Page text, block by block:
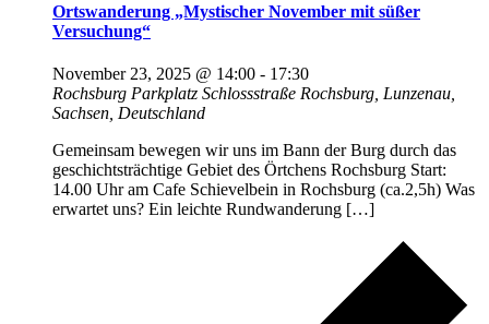
Ortswanderung „Mystischer November mit süßer
Versuchung“
November 23, 2025 @ 14:00 - 17:30
Rochsburg Parkplatz Schlossstraße Rochsburg, Lunzenau,
Sachsen, Deutschland
Gemeinsam bewegen wir uns im Bann der Burg durch das
geschichtsträchtige Gebiet des Örtchens Rochsburg Start:
14.00 Uhr am Cafe Schievelbein in Rochsburg (ca.2,5h) Was
erwartet uns? Ein leichte Rundwanderung […]